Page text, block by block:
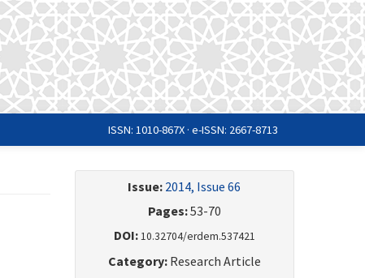
ISSN: 1010-867X · e-ISSN: 2667-8713
Issue: 2014, Issue 66
Pages:53-70
DOI:10.32704/erdem.537421
Category:Research Article